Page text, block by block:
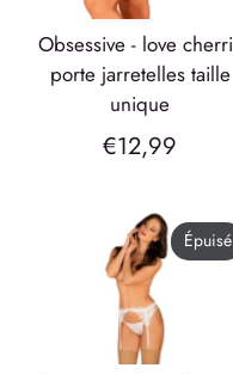
obsessive - love cherris
porte jarretelles taille
unique
€12,99
Épuisé